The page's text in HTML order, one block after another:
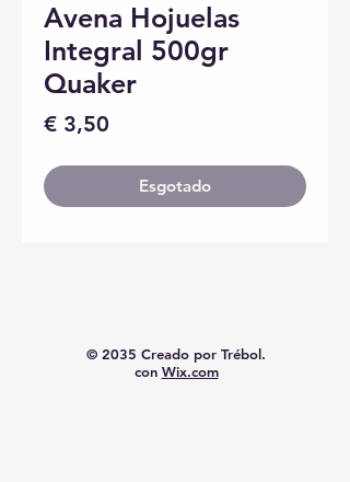
Avena Hojuelas
Integral 500gr
Quaker
€ 3,50
Esgotado
© 2035 Creado por Trébol.
con Wix.com